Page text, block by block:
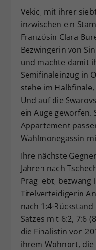
Vekic, mit ihrer
inzwischen ein
Französin Clara
Bezwingerin von
und machte damit
Semifinaleinzug in
stehe im
Und auf die
ein Auge geworfen.
Appartement
Wahlmonegassin
Ihre nächste
Jahren nach
Prag lebt, bezwang
Titelverteidigerin
nach 1:4-
Satzes mit 6:2, 7:6
die Finalistin von
ihrem Wohnort,